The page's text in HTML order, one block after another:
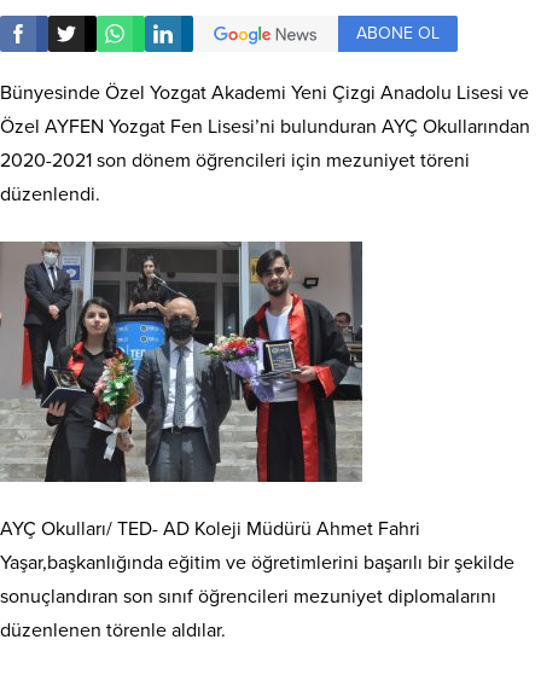
ABONE OL
Bünyesinde Özel Yozgat Akademi Yeni Çizgi Anadolu Lisesi ve
Özel AYFEN Yozgat Fen Lisesi’ni bulunduran AYÇ Okullarından
2020-2021 son dönem öğrencileri için mezuniyet töreni
düzenlendi.
AYÇ Okulları/ TED- AD Koleji Müdürü Ahmet Fahri
Yaşar,başkanlığında eğitim ve öğretimlerini başarılı bir şekilde
sonuçlandıran son sınıf öğrencileri mezuniyet diplomalarını
düzenlenen törenle aldılar.